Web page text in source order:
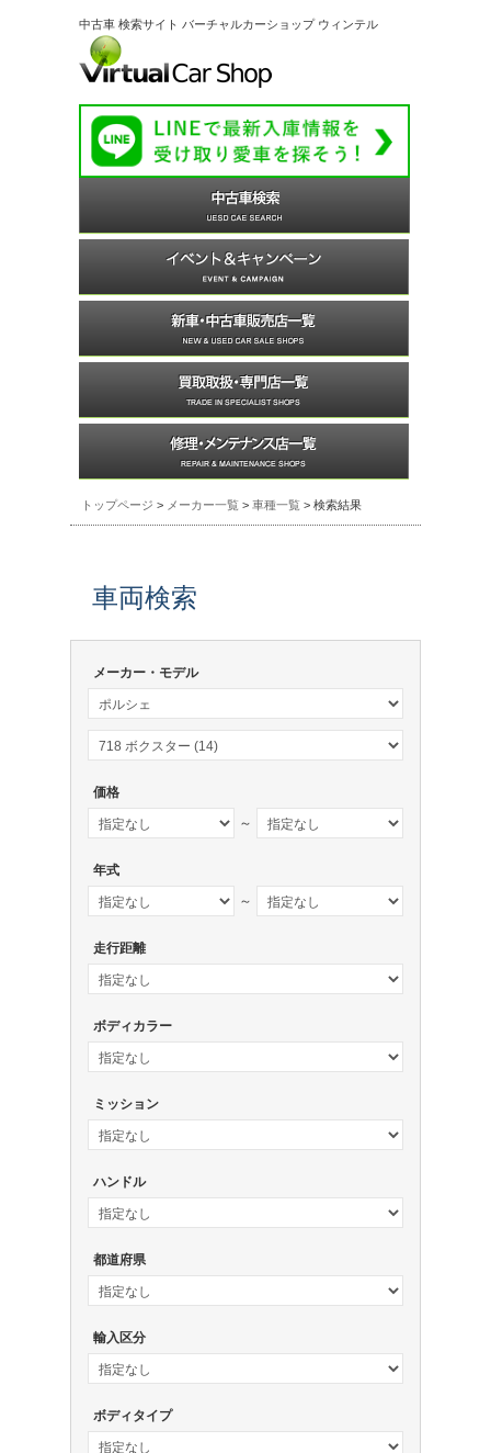
中古車 検索サイト バーチャルカーショップ ウィンテル
トップページ > メーカー一覧 > 車種一覧 > 検索結果
車両検索
メーカー・モデル
価格
～
年式
～
走行距離
ボディカラー
ミッション
ハンドル
都道府県
輸入区分
ボディタイプ